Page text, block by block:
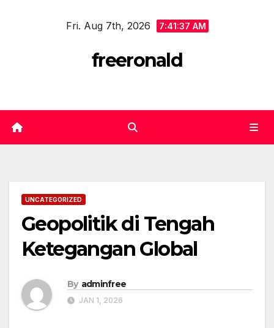
Fri. Aug 7th, 2026 7:41:37 AM
freeronald
UNCATEGORIZED
Geopolitik di Tengah
Ketegangan Global
By adminfree
JAN 1, 2026